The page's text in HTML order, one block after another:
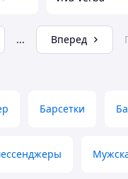
... Вперед
Барсетки